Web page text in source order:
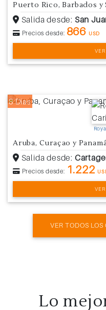
Puerto Rico, Barbados y
Salida desde: San
Precios desde: 866 USD
8 Días
Aruba, Curaçao y
Salida desde:
Precios desde: 1.222
VER TODOS LOS
Lo